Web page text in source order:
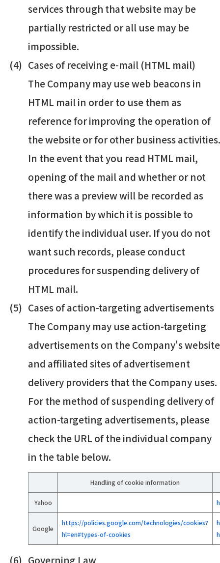
services through that website may be
partially restricted or all use may be
impossible.
Cases of receiving e-mail (HTML mail)
The Company may use web beacons in
HTML mail in order to use them as
reference for improving the operation of
the website or for other business
In the event that you read HTML mail,
opening of the mail and whether or not
there was a preview will be recorded as
information by which it is possible to
identify the individual user. If you do not
want such records, please conduct
procedures for suspending delivery of
HTML mail.
Cases of action-targeting advertisements
The Company may use action-targeting
advertisements on the Company's website
and affiliated sites of advertisement
delivery providers that the Company uses.
For the method of suspending delivery of
action-targeting advertisements, please
check the URL of the individual company
in the table below.
Handling of cookie information
Yahoo
Google
https://policies.google.com/technologies/cookies?
hl=en#types-of-cookies
Governing Law